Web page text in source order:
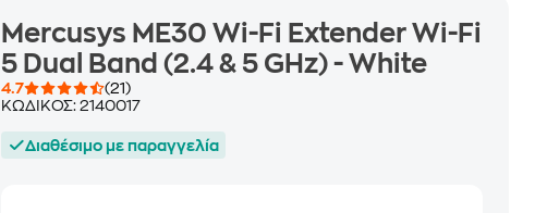
Mercusys ME30 Wi-Fi Extender Wi-Fi
5 Dual Band (2.4 & 5 GHz) - White
4.7
(21)
ΚΩΔΙΚΟΣ:2140017
Διαθέσιμο με παραγγελία